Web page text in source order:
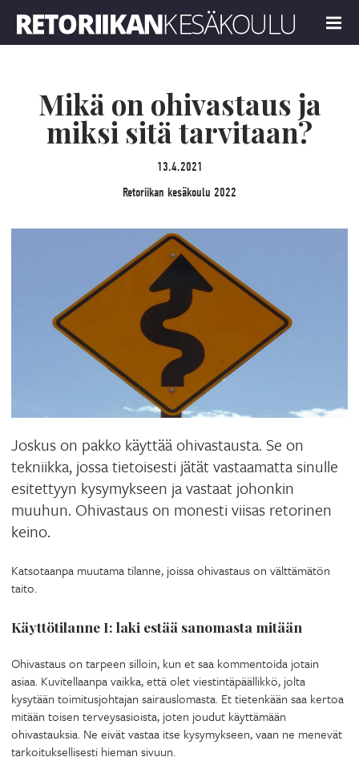
MENU
Mikä on ohivastaus ja
miksi sitä tarvitaan?
13.4.2021
Retoriikan kesäkoulu 2022
Joskus on pakko käyttää ohivastausta. Se on
tekniikka, jossa tietoisesti jätät vastaamatta sinulle
esitettyyn kysymykseen ja vastaat johonkin
muuhun. Ohivastaus on monesti viisas retorinen
keino.
Katsotaanpa muutama tilanne, joissa ohivastaus on välttämätön
taito.
Käyttötilanne I: laki estää sanomasta mitään
Ohivastaus on tarpeen silloin, kun et saa kommentoida jotain
asiaa. Kuvitellaanpa vaikka, että olet viestintäpäällikkö, jolta
kysytään toimitusjohtajan sairauslomasta. Et tietenkään saa kertoa
mitään toisen terveysasioista, joten joudut käyttämään
ohivastauksia. Ne eivät vastaa itse kysymykseen, vaan ne menevät
tarkoituksellisesti hieman sivuun.